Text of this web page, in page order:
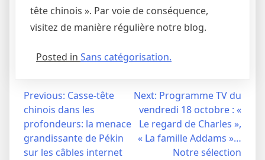
tête chinois ». Par voie de conséquence,
visitez de manière régulière notre blog.
Posted in Sans catégorisation.
Navigation
l’article
Previous: Casse-tête
chinois dans les
profondeurs: la menace
grandissante de Pékin
sur les câbles internet
Next: Programme TV du
vendredi 18 octobre : «
Le regard de Charles »,
« La famille Addams »…
Notre sélection